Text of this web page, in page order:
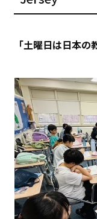
「土曜日は日本の